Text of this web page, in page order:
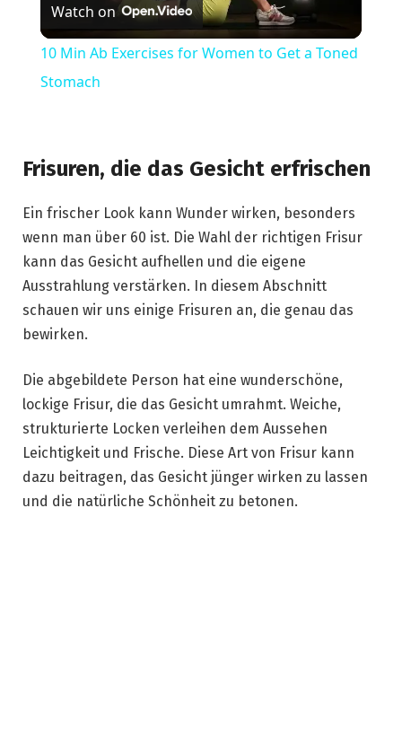
Video
Watch on
10 Min Ab Exercises for Women to Get a Toned
Stomach
Frisuren, die das Gesicht erfrischen
Ein frischer Look kann Wunder wirken, besonders
wenn man über 60 ist. Die Wahl der richtigen Frisur
kann das Gesicht aufhellen und die eigene
Ausstrahlung verstärken. In diesem Abschnitt
schauen wir uns einige Frisuren an, die genau das
bewirken.
Die abgebildete Person hat eine wunderschöne,
lockige Frisur, die das Gesicht umrahmt. Weiche,
strukturierte Locken verleihen dem Aussehen
Leichtigkeit und Frische. Diese Art von Frisur kann
dazu beitragen, das Gesicht jünger wirken zu lassen
und die natürliche Schönheit zu betonen.